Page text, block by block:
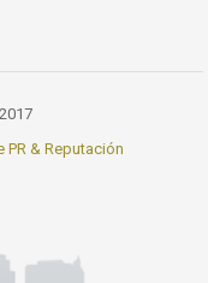
PR & Reputación